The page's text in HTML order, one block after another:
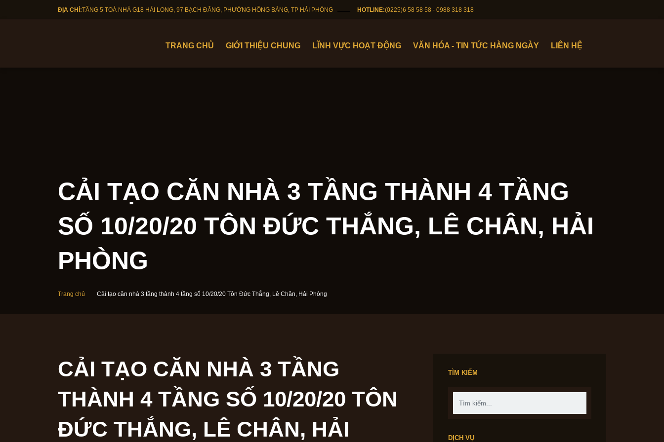
Nhảy đến nội dungĐỊA CHỈ:TẦNG 5 TOÀ NHÀ G18 HẢI LONG, 97 BẠCH ĐẰNG, PHƯỜNG HỒNG BÀNG, TP HẢI PHÒNG HOTLINE:(0225)6 58 58 58 - 0988 318 318
TRANG CHỦ GIỚI THIỆU CHUNG LĨNH VỰC HOẠT ĐỘNG VĂN HÓA - TIN TỨC HÀNG NGÀY LIÊN HỆ
CẢI TẠO CĂN NHÀ 3 TẦNG THÀNH 4 TẦNG SỐ
10/20/20 TÔN ĐỨC THẮNG, LÊ CHÂN, HẢI
PHÒNG
CẢI TẠO CĂN NHÀ 3 TẦNG THÀNH
4 TẦNG SỐ 10/20/20 TÔN ĐỨC